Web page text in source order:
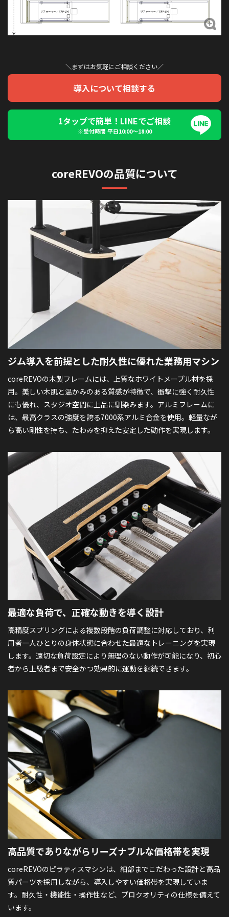
＼まずはお気軽にご相談ください／
導入について相談する
1タップで簡単！LINEでご相談
※受付時間 平日10:00〜18:00
coreREVOの品質について
ジム導入を前提とした耐久性に優れた業務用マシン
coreREVOの木製フレームには、上質なホワイトメープル材を採
用。美しい木肌と温かみのある質感が特徴で、衝撃に強く耐久性
にも優れ、スタジオ空間に上品に馴染みます。アルミフレームに
は、最高クラスの強度を誇る7000系アルミ合金を使用。軽量なが
ら高い剛性を持ち、たわみを抑えた安定した動作を実現します。
最適な負荷で、 正確な動きを導く設計
高精度スプリングによる複数段階の負荷調整に対応しており、利
用者一人ひとりの身体状態に合わせた最適なトレーニングを実現
します。適切な負荷設定により無理のない動作が可能になり、初心
者から上級者まで安全かつ効果的に運動を継続できます。
高品質でありながらリーズナブルな価格帯を実現
coreREVOのピラティスマシンは、細部までこだわった設計と高品
質パーツを採用しながら、導入しやすい価格帯を実現していま
す。耐久性・機能性・操作性など、プロクオリティの仕様を備えて
います。